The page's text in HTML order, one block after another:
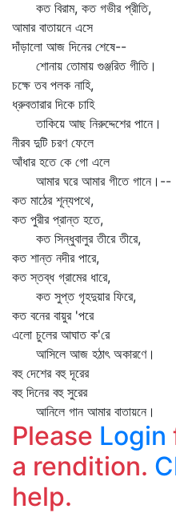
কত বিরাম, কত গভীর প্রীতি,
আমার বাতায়নে এসে
দাঁড়ালো আজ দিনের শেষে--
শোনায় তোমায় গুঞ্জরিত গীতি।
চক্ষে তব পলক নাহি,
ধ্রুবতারার দিকে চাহি
তাকিয়ে আছ নিরুদ্দেশের পানে।
নীরব দুটি চরণ ফেলে
আঁধার হতে কে গো এলে
আমার ঘরে আমার গীতে গানে।--
কত মাঠের শূন্যপথে,
কত পুরীর প্রান্ত হতে,
কত সিন্ধুবালুর তীরে তীরে,
কত শান্ত নদীর পারে,
কত স্তব্ধ গ্রামের ধারে,
কত সুপ্ত গৃহদুয়ার ফিরে,
কত বনের বায়ুর 'পরে
এলো চুলের আঘাত ক'রে
আসিলে আজ হঠাৎ অকারণে।
বহু দেশের বহু দূরের
বহু দিনের বহু সুরের
আনিলে গান আমার বাতায়নে।
Please Login
a rendition.
help.